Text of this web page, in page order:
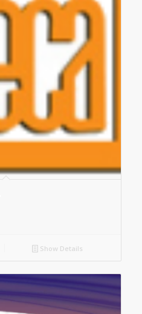
Show Details